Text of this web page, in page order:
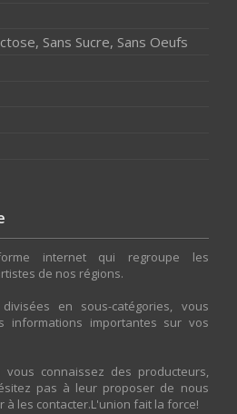
Sans Sucre, Sans Oeufs
internet qui regroupe les
de nos régions.
en sous-catégories, vous
informations importantes sur vos
connaissez des producteurs,
pas à leur proposer de nous
les contacter.L'union fait la force!